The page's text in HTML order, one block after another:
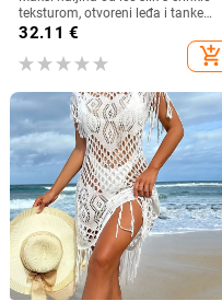
teksturom, otvoreni leđa i tanke
naramenice, plisirana
32.11 €
add_shopping_cart